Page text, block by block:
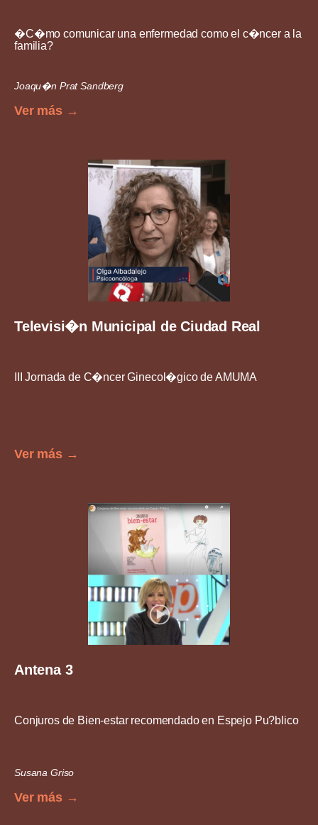
�C�mo comunicar una enfermedad como el c�ncer a la
familia?
Joaqu�n Prat Sandberg
Ver más →
Televisi�n Municipal de Ciudad Real
III Jornada de C�ncer Ginecol�gico de AMUMA
Ver más →
Antena 3
Conjuros de Bien-estar recomendado en Espejo Pu?blico
Susana Griso
Ver más →